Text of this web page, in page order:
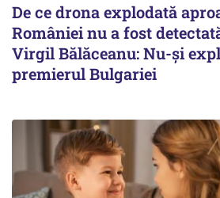
De ce drona explodată
României nu a fost
Virgil Bălăceanu: Nu-și
premierul Bulgariei